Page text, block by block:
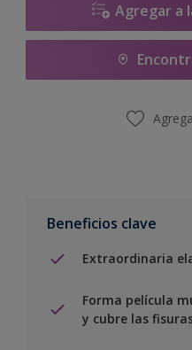
Agregar a
Beneficios clave
Extraordinaria
Forma película
y cubre las